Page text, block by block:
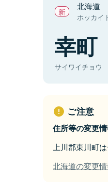
北海道
ホッカイ
幸町
サイワイチョウ
ご注意
住所等の変更
上川郡東川町
北海道の変更